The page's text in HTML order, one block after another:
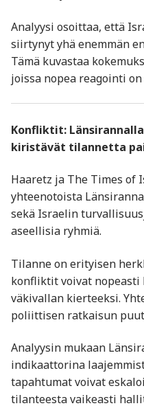
Analyysi osoittaa, että
siirtynyt yhä enemmän
Tämä kuvastaa
joissa nopea reagointi
Konfliktit:
kiristävät tilannetta
Haaretz ja The Times of
yhteenotoista
sekä Israelin
aseellisia ryhmiä.
Tilanne on erityisen
konfliktit voivat nopeasti
väkivallan kierteeksi.
poliittisen ratkaisun
Analyysin mukaan
indikaattorina
tapahtumat voivat
tilanteesta vaikeasti